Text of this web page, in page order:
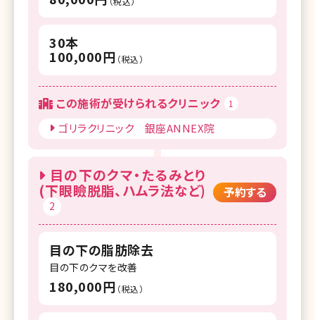
30本
100,000円 （税込）
この施術が受けられるクリニック 1
ゴリラクリニック 銀座ANNEX院
目の下のクマ・たるみとり
(下眼瞼脱脂、ハムラ法など)
2
予約する
目の下の脂肪除去
目の下のクマを改善
180,000円 （税込）